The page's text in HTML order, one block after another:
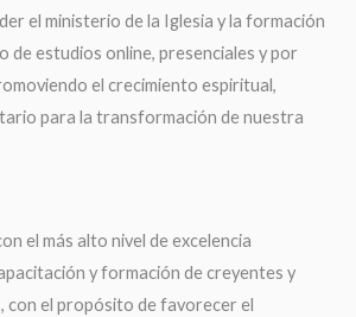
el ministerio de la Iglesia y la formación
de estudios online, presenciales y por
el crecimiento espiritual,
para la transformación de nuestra
el más alto nivel de excelencia
y formación de creyentes y
con el propósito de favorecer el